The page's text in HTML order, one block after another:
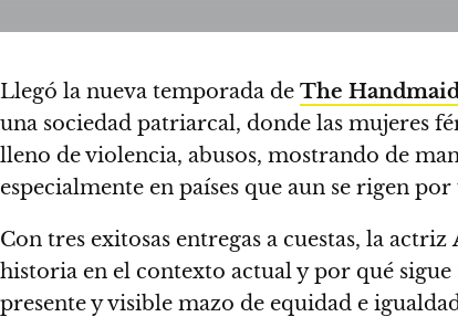
Llegó la nueva temporada de The
una sociedad patriarcal, donde las mujeres
lleno de violencia, abusos, mostrando de
especialmente en países que aun se rigen
Con tres exitosas entregas a cuestas, la actriz
historia en el contexto actual y por qué sigue
presente y visible mazo de equidad e